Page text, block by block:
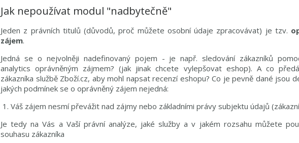
Jak nepoužívat modul "nadbytečně"
Jeden z právních titulů (důvodů, proč můžete osobní údaje zpracovávat) je tzv.
zájem.
Jedná se o nejvolněji nadefinovaný pojem - je např. sledování zákazníků
analytics oprávněným zájmem? (jak jinak chcete vylepšovat eshop). A co
zákazníka službě Zboží.cz, aby mohl napsat recenzí eshopu? Co je pevně dané jsou
jakých podmínek se o oprávněný zájem nejedná:
Váš zájem nesmí převážit nad zájmy nebo základními právy subjektu údajů
Je tedy na Vás a Vaší právní analýze, jaké služby a v jakém rozsahu můžete
souhasu zákazníka